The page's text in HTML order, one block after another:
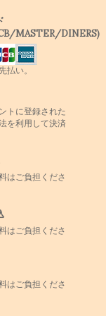
MASTER/DINERS)
払い。
トに登録された
を利用して決済
はご負担くださ
はご負担くださ
はご負担くださ